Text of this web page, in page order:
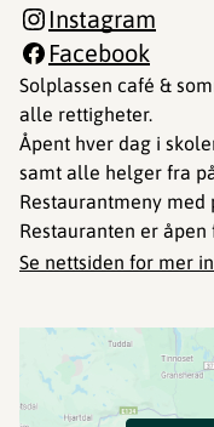
Solplassen café &
alle rettigheter.
Åpent hver dag i
samt alle helger fra
Restaurantmeny med
Restauranten er åpen
Se nettsiden for mer
Instagram
Facebook